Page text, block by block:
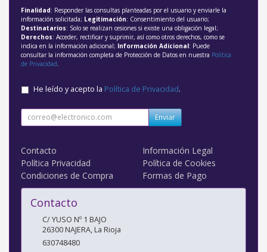
Finalidad: Responder las consultas planteadas por el usuario y enviarle la
información solicitada; Legitimación: Consentimiento del usuario;
Destinatarios: Solo se realizan cesiones si existe una obligación legal;
Derechos: Acceder, rectificar y suprimir, así como otros derechos, como se
indica en la información adicional; Información Adicional: Puede
consultar la información completa de Protección de Datos en nuestra Política
de Privacidad
He leído y acepto la Política de Privacidad.
Enviar
Contacto
Información Legal
Política Privacidad
Política de Cookies
Condiciones de Compra
Formas de Pago
Contacto
C/ YUSO Nº 1 BAJO
26300NAJERA,La Rioja
630748480